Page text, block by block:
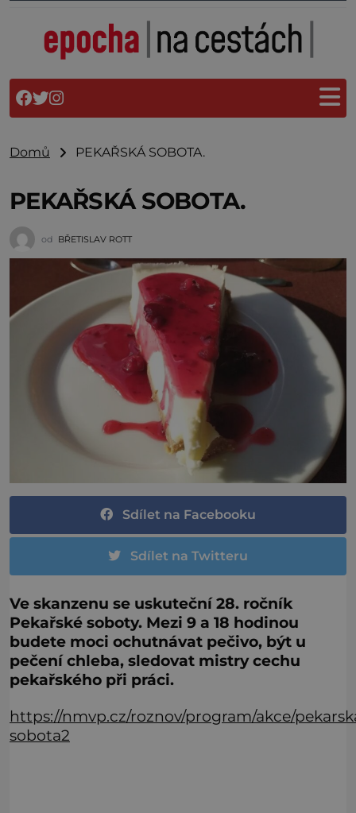
Domů PEKAŘSKÁ SOBOTA.
PEKAŘSKÁ SOBOTA.
od BŘETISLAV ROTT
Sdílet na Facebooku
Sdílet na Twitteru
Ve skanzenu se uskuteční 28. ročník
Pekařské soboty. Mezi 9 a 18 hodinou
budete moci ochutnávat pečivo, být u
pečení chleba, sledovat mistry cechu
pekařského při práci.
https://nmvp.cz/roznov/program/akce/
sobota2